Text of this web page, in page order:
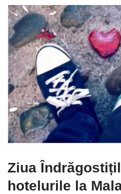
Ziua
hotelurile la